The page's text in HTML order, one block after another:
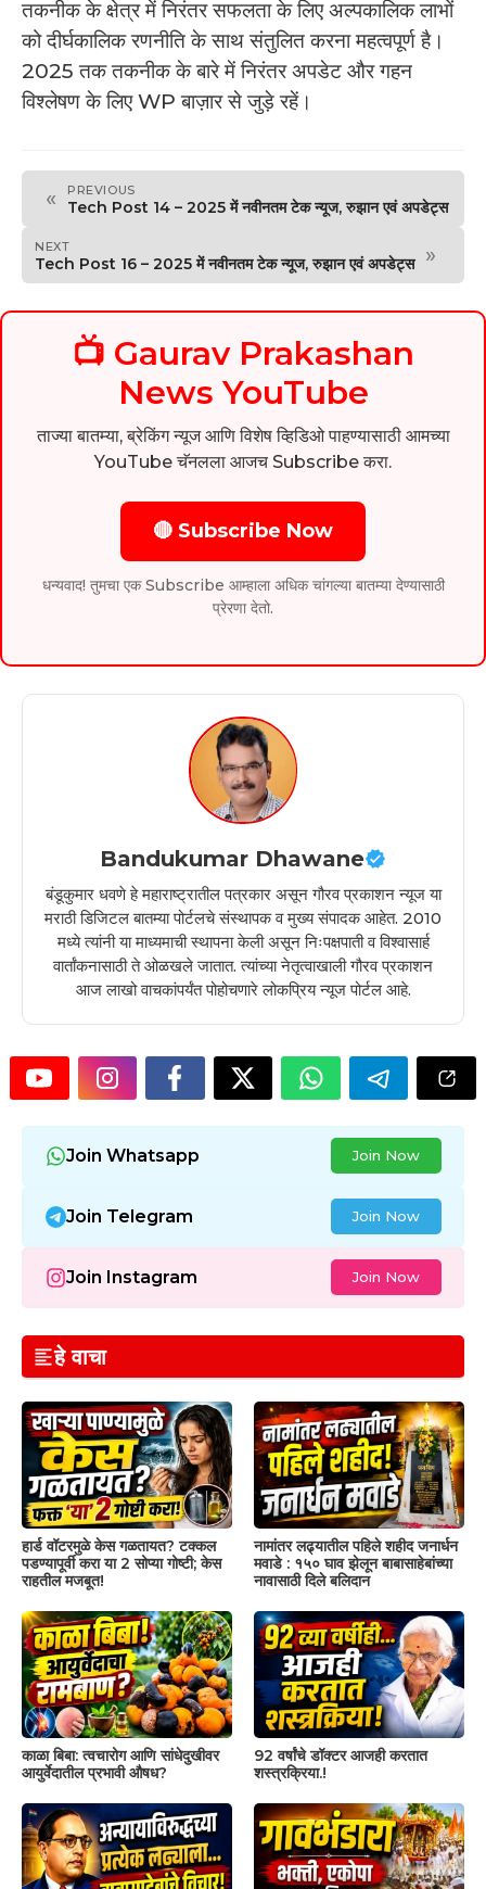
तकनीक के क्षेत्र में निरंतर सफलता के लिए अल्पकालिक लाभों
को दीर्घकालिक रणनीति के साथ संतुलित करना महत्वपूर्ण है।
2025 तक तकनीक के बारे में निरंतर अपडेट और गहन
विश्लेषण के लिए WP बाज़ार से जुड़े रहें।
« PREVIOUS
Tech Post 14 – 2025 में नवीनतम टेक न्यूज, रुझान एवं अपडेट्स
NEXT
Tech Post 16 – 2025 में नवीनतम टेक न्यूज, रुझान एवं अपडेट्स »
📺 Gaurav Prakashan
News YouTube
ताज्या बातम्या, ब्रेकिंग न्यूज आणि विशेष व्हिडिओ पाहण्यासाठी आमच्या
YouTube चॅनलला आजच Subscribe करा.
🔴 Subscribe Now
धन्यवाद! तुमचा एक Subscribe आम्हाला अधिक चांगल्या बातम्या देण्यासाठी
प्रेरणा देतो.
Bandukumar Dhawane
बंडूकुमार धवणे हे महाराष्ट्रातील पत्रकार असून गौरव प्रकाशन न्यूज या
मराठी डिजिटल बातम्या पोर्टलचे संस्थापक व मुख्य संपादक आहेत. 2010
मध्ये त्यांनी या माध्यमाची स्थापना केली असून निःपक्षपाती व विश्वासार्ह
वार्तांकनासाठी ते ओळखले जातात. त्यांच्या नेतृत्वाखाली गौरव प्रकाशन
आज लाखो वाचकांपर्यंत पोहोचणारे लोकप्रिय न्यूज पोर्टल आहे.
Join Whatsapp Join Now
Join Telegram Join Now
Join Instagram Join Now
हे वाचा
हार्ड वॉटरमुळे केस गळतायत? टक्कल
पडण्यापूर्वी करा या 2 सोप्या गोष्टी; केस
राहतील मजबूत!
नामांतर लढ्यातील पहिले शहीद जनार्धन
मवाडे : १५० घाव झेलून बाबासाहेबांच्या
नावासाठी दिले बलिदान
काळा बिबा: त्वचारोग आणि सांधेदुखीवर
आयुर्वेदातील प्रभावी औषध?
92 वर्षांचे डॉक्टर आजही करतात
शस्त्रक्रिया.!